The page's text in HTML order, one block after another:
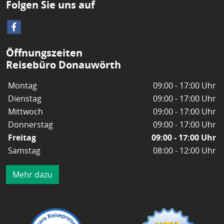
Folgen Sie uns auf
Öffnungszeiten
Reisebüro Donauwörth
Montag
09:00 - 17:00 Uhr
Dienstag
09:00 - 17:00 Uhr
Mittwoch
09:00 - 17:00 Uhr
Donnerstag
09:00 - 17:00 Uhr
Freitag
09:00 - 17:00 Uhr
Samstag
08:00 - 12:00 Uhr
Mehr dazu